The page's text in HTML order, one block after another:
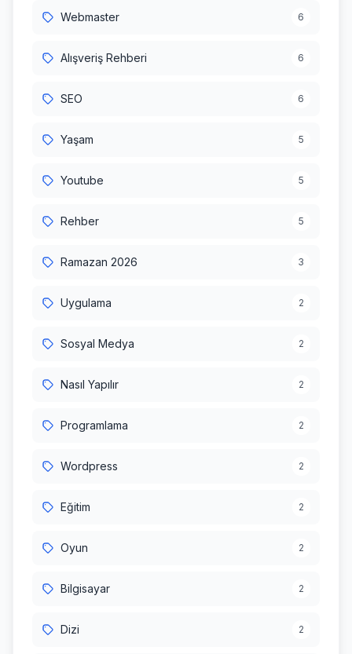
Webmaster 6
Alışveriş Rehberi 6
SEO 6
Yaşam 5
Youtube 5
Rehber 5
Ramazan 2026 3
Uygulama 2
Sosyal Medya 2
Nasıl Yapılır 2
Programlama 2
Wordpress 2
Eğitim 2
Oyun 2
Bilgisayar 2
Dizi 2